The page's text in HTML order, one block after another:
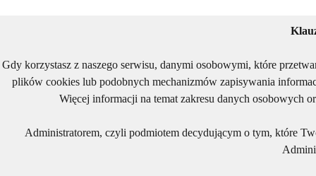
Gdy korzystasz z naszego serwisu, danymi osobowymi, które
plików cookies lub podobnych mechanizmów zapisywania
Więcej informacji na temat zakresu danych osobowych
Administratorem, czyli podmiotem decydującym o tym, które